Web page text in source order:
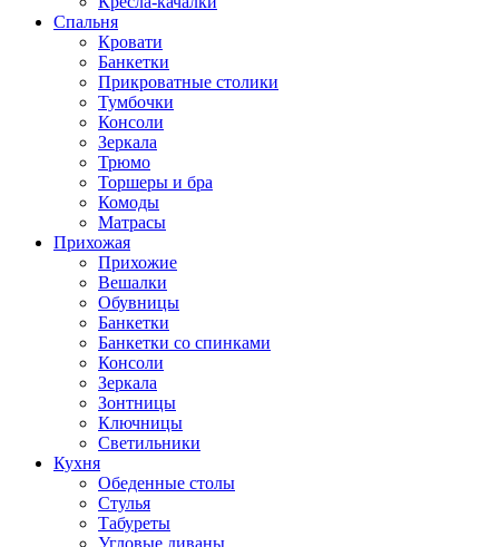
Спальня
Кровати
Банкетки
Прикроватные столики
Тумбочки
Консоли
Зеркала
Трюмо
Торшеры и бра
Комоды
Матрасы
Прихожая
Прихожие
Вешалки
Обувницы
Банкетки
Банкетки со спинками
Консоли
Зеркала
Зонтницы
Ключницы
Светильники
Кухня
Обеденные столы
Стулья
Табуреты
Угловые диваны